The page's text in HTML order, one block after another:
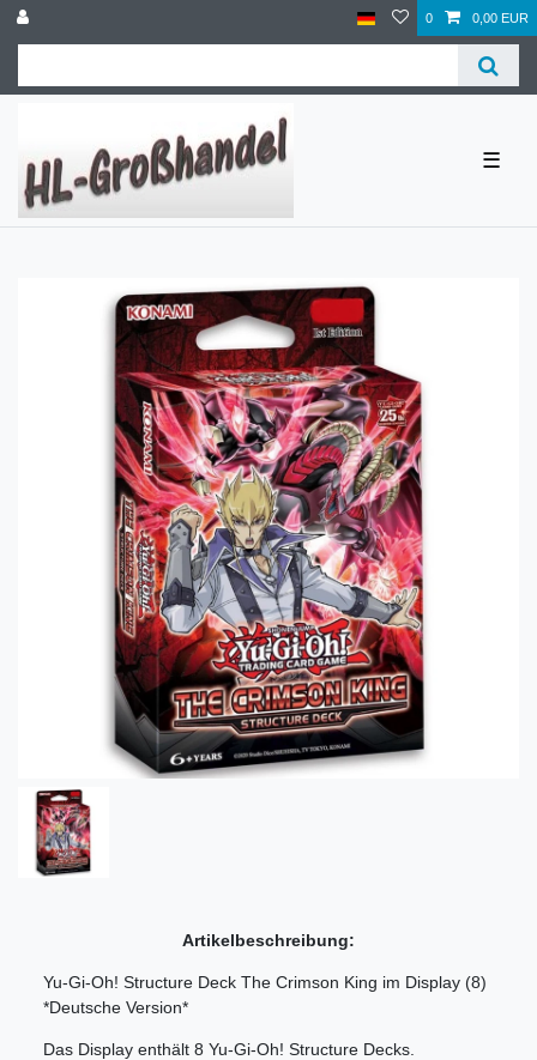
0 0,00 EUR
☰
Artikelbeschreibung:
Yu-Gi-Oh! Structure Deck The Crimson King im Display (8)
*Deutsche Version*
Das Display enthält 8 Yu-Gi-Oh! Structure Decks.